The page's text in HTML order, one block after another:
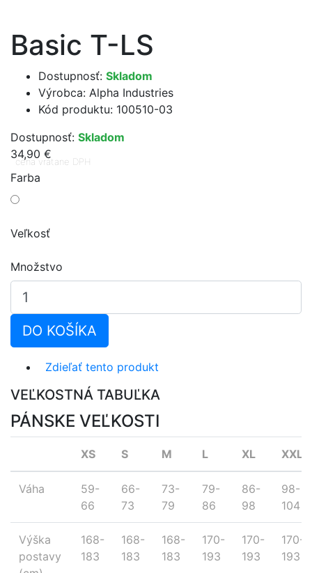
Basic T-LS
Dostupnosť: Skladom
Výrobca: Alpha Industries
Kód produktu: 100510-03
Dostupnosť: Skladom
34,90 €
cena vrátane DPH
Farba
Veľkosť
Množstvo
DO KOŠÍKA
Zdieľať tento produkt
VEĽKOSTNÁ TABUĽKA
PÁNSKE VEĽKOSTI
XS S M L XL XXL
Váha
59-
66
66-
73
73-
79
79-
86
86-
98
98-
104
Výška
postavy
168-
183
168-
183
168-
183
170-
193
170-
193
170-
193